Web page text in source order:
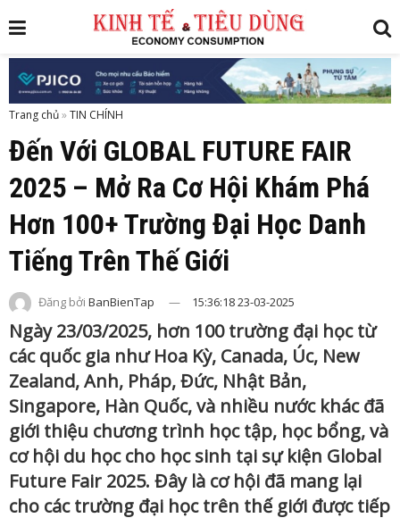
Trang chủ»
Đến Với GLOBAL FUTURE FAIR
2025 – Mở Ra Cơ Hội Khám Phá
Hơn 100+ Trường Đại Học Danh
Tiếng Trên Thế Giới
Đăng bởi BanBienTap 15:36:18 23-03-2025
Ngày 23/03/2025, hơn 100 trường đại học từ
các quốc gia như Hoa Kỳ, Canada, Úc, New
Zealand, Anh, Pháp, Đức, Nhật Bản,
Singapore, Hàn Quốc, và nhiều nước khác đã
giới thiệu chương trình học tập, học bổng, và
cơ hội du học cho học sinh tại sự kiện Global
Future Fair 2025. Đây là cơ hội đã mang lại
cho các trường đại học trên thế giới được tiếp